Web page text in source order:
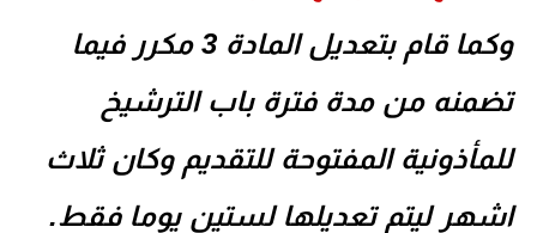
وكما قام بتعديل المادة 3 مكرر فيما
تضمنه من مدة فترة باب الترشيخ
للمأذونية المفتوحة للتقديم وكان ثلاث
اشهر ليتم تعديلها لستين يوما فقط.